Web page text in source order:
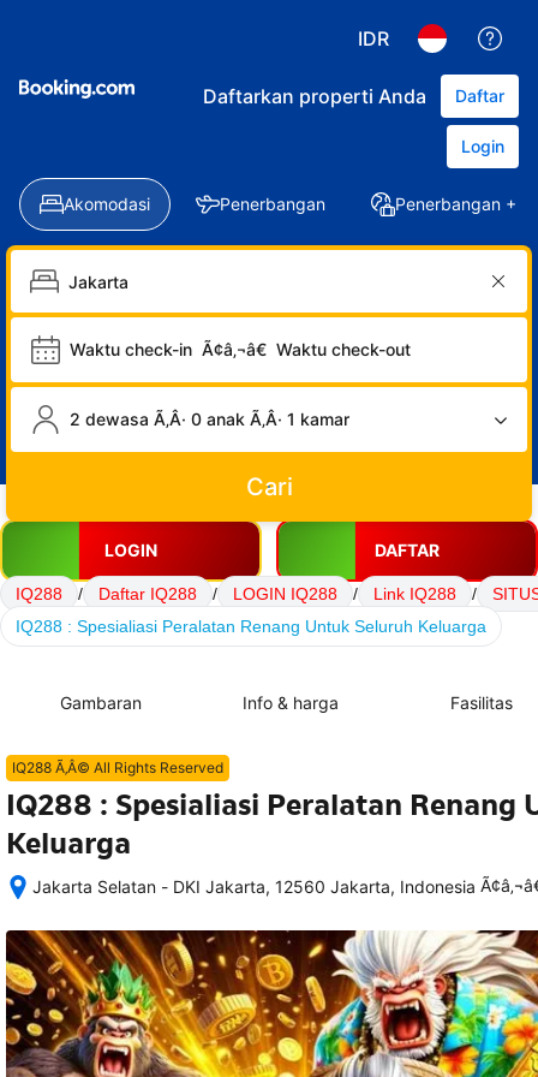
IDR
Daftarkan properti Anda Daftar
Login
Akomodasi Penerbangan Penerbangan +
Waktu check-in Ã¢â‚¬â€ Waktu check-out
2 dewasa Ã‚Â· 0 anak Ã‚Â· 1 kamar
Cari
LOGIN DAFTAR
IQ288 / Daftar IQ288 / LOGIN IQ288 / Link IQ288 /
IQ288 : Spesialiasi Peralatan Renang Untuk Seluruh Keluarga
Gambaran Info & harga Fasilitas
IQ288 Ã‚Â© All Rights Reserved
IQ288 : Spesialiasi Peralatan Renang
Keluarga
Jakarta Selatan - DKI Jakarta, 12560 Jakarta, Indonesia
memesan,
semua
rincian
akomodasi
termasuk
nomor